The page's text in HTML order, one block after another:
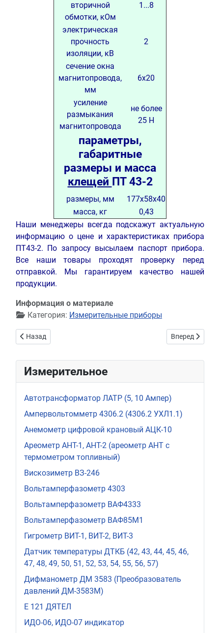
Измерительное
Автотрансформатор ЛАТР (5, 10 Ампер)
Ампервольтомметр 4306.2 (4306.2 УХЛ1.1)
Анемометр цифровой крановый АЦК-10
Ареометр АНТ-1, АНТ-2 (ареометр АНТ с
термометром топливный)
Вискозиметр ВЗ-246
Вольтамперфазометр 4303
Вольтамперфазометр ВАФ4333
Вольтамперфазометр ВАФ85М1
Гигрометр ВИТ-1, ВИТ-2, ВИТ-3
Датчик температуры ДТКБ (42, 43, 44, 45, 46,
47, 48, 49, 50, 51, 52, 53, 54, 55, 56, 57)
Дифманометр ДМ 3583 (Преобразователь
давлений ДМ-3583М)
Е 121 ДЯТЕЛ
ИДО-06, ИДО-07 индикатор
вторичной
обмотки, кОм
1...8
электрическая
прочность
изоляции, кВ
2
сечение окна
магнитопровода,
мм
6х20
усиление
размыкания
магнитопровода
не более
25 Н
параметры,
габаритные
размеры и масса
клещей ПТ 43-2
размеры, мм
177х58х40
масса, кг
0,43
Наши менеджеры всегда подскажут актуальную
информацию о цене и характеристиках прибора
ПТ43-2. По запросу высылаем паспорт прибора.
Все наши товары проходят проверку перед
отправкой. Мы гарантируем качество нашей
продукции.
Информация о материале
Категория: Измерительные приборы
Предыдущий: Индикатор дефектов подшипников ИДП-07
Назад Следующий:
Вперед